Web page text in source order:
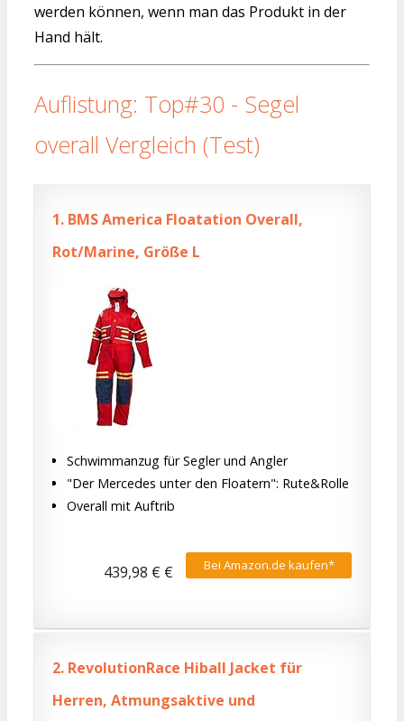
werden können, wenn man das Produkt in der
Hand hält.
Auflistung: Top#30 - Segel
overall Vergleich (Test)
1. BMS America Floatation Overall,
Rot/Marine, Größe L
Schwimmanzug für Segler und Angler
"Der Mercedes unter den Floatern": Rute&Rolle
Overall mit Auftrib
Bei Amazon.de kaufen*
439,98 € €
2. RevolutionRace Hiball Jacket für
Herren, Atmungsaktive und